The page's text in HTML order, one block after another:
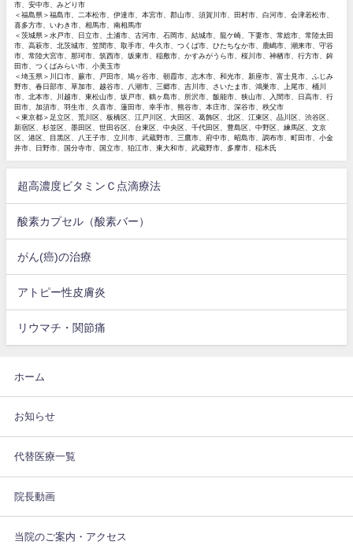
市、安中市、みどり市
＜福島県＞福島市、二本松市、伊達市、本宮市、郡山市、須賀川市、田村市、白河市、会津若松市、
喜多方市、いわき市、相馬市、南相馬市
＜茨城県＞水戸市、日立市、土浦市、古河市、石岡市、結城市、龍ケ崎、下妻市、常総市、常陸太田
市、高萩市、北茨城市、笠間市、取手市、牛久市、つくば市、ひたちなか市、鹿嶋市、潮来市、守谷
市、常陸大宮市、那珂市、筑西市、坂東市、稲敷市、かすみがうら市、桜川市、神栖市、行方市、鉾
田市、つくばみらい市、小美玉市
＜埼玉県＞川口市、蕨市、戸田市、鳩ヶ谷市、朝霞市、志木市、和光市、新座市、富士見市、ふじみ
野市、春日部市、草加市、越谷市、八潮市、三郷市、吉川市、さいたま市、鴻巣市、上尾市、桶川
市、北本市、川越市、東松山市、坂戸市、鶴ヶ島市、所沢市、飯能市、狭山市、入間市、日高市、行
田市、加須市、羽生市、久喜市、蓮田市、幸手市、熊谷市、本庄市、深谷市、秩父市
＜東京都＞足立区、荒川区、板橋区、江戸川区、大田区、葛飾区、北区、江東区、品川区、渋谷区、
新宿区、杉並区、墨田区、世田谷区、台東区、中央区、千代田区、豊島区、中野区、練馬区、文京
区、港区、目黒区、八王子市、立川市、武蔵野市、三鷹市、府中市、昭島市、調布市、町田市、小金
井市、日野市、国分寺市、国立市、狛江市、東大和市、武蔵野市、多摩市、稲木氏
超高濃度ビタミンＣ点滴療法
酸素カプセル（酸素バー）
がん(癌)の治療
アトピー性皮膚炎
リウマチ・関節痛
ホーム
お知らせ
代替医療一覧
院長動画
当院のご案内・アクセス